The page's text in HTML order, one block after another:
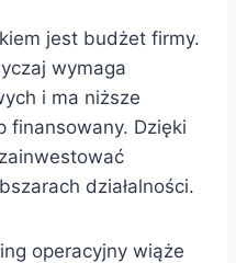
jest budżet firmy.
wymaga
i ma niższe
finansowany. Dzięki
działalności.
operacyjny wiąże